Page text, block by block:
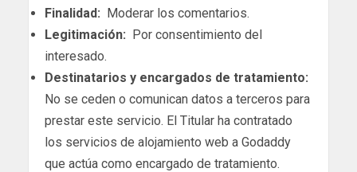
Finalidad: Moderar los comentarios.
Legitimación: Por consentimiento del
interesado.
Destinatarios y encargados de tratamiento:
No se ceden o comunican datos a terceros para
prestar este servicio. El Titular ha contratado
los servicios de alojamiento web a Godaddy
que actúa como encargado de tratamiento.